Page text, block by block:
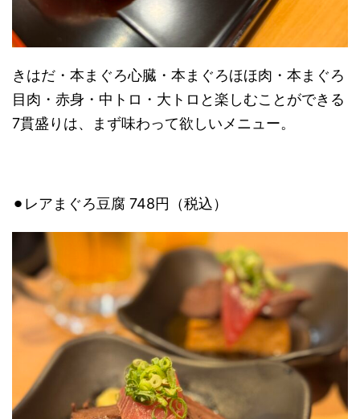
きはだ・本まぐろ心臓・本まぐろほほ肉・本まぐろ
目肉・赤身・中トロ・大トロと楽しむことができる
7貫盛りは、まず味わって欲しいメニュー。
⚫︎レアまぐろ豆腐 748円（税込）